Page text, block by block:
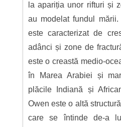
la apariția unor rifturi și
au modelat fundul
este caracterizat de
adânci și zone de
este o creastă medio-
în Marea Arabiei și
plăcile Indiană și
Owen este o altă
care se întinde de-a